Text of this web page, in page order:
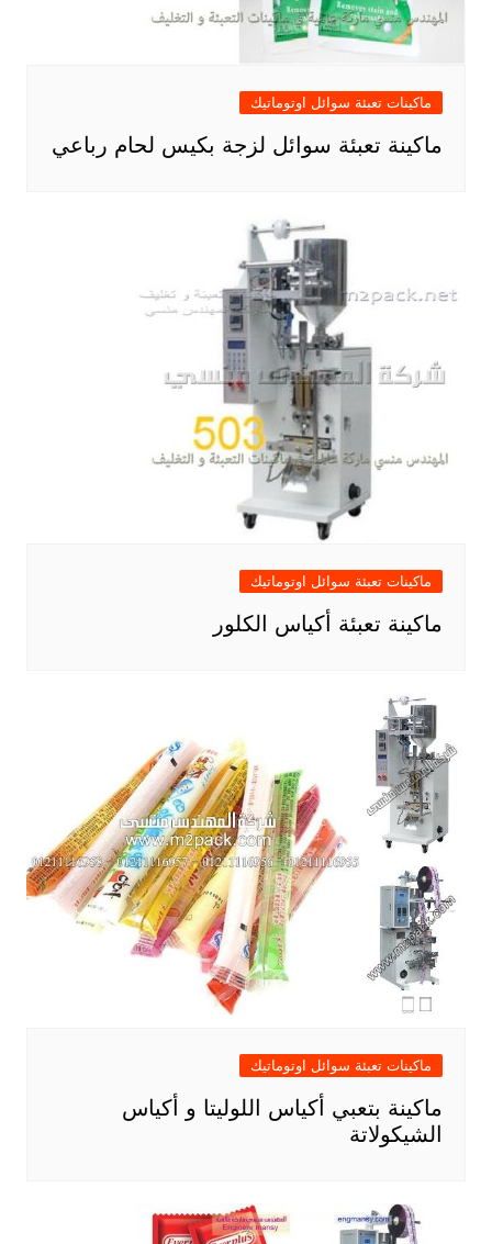
ماكينات تعبئة سوائل اوتوماتيك
ماكينة تعبئة سوائل لزجة بكيس لحام رباعي
ماكينات تعبئة سوائل اوتوماتيك
ماكينة تعبئة أكياس الكلور
ماكينات تعبئة سوائل اوتوماتيك
ماكينة بتعبي أكياس اللوليتا و أكياس
الشيكولاتة